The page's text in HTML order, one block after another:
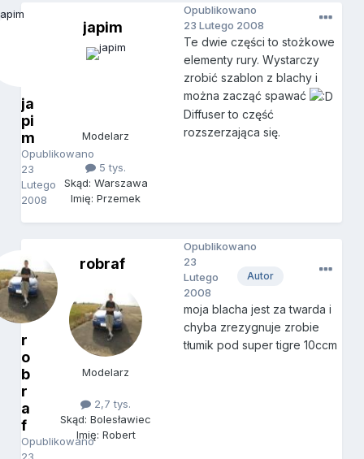
ja
pi
m
Opublikowano
23
Lutego
2008
japim
Modelarz
5 tys.
Skąd: Warszawa
Imię: Przemek
Opublikowano
23 Lutego 2008
Te dwie części to stożkowe
elementy rury. Wystarczy
zrobić szablon z blachy i
można zacząć spawać
Diffuser to część
rozszerzająca się.
r
o
b
r
a
f
Opublikowano
robraf
Modelarz
2,7 tys.
Skąd: Bolesławiec
Imię: Robert
Autor
Opublikowano
23
Lutego
2008
moja blacha jest za twarda i
chyba zrezygnuje zrobie
tłumik pod super tigre 10ccm